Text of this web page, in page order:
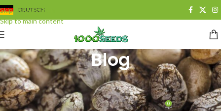
Skip to navigation
Skip to main content
DEUTSCH
Blog
BLOG
Was sind THC-Diamonds?
Juan CervantesOn 6. November 2020 0